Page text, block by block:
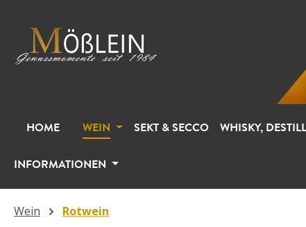
HOME WEIN SEKT & SECCO WHISKY,
INFORMATIONEN
Wein Rotwein